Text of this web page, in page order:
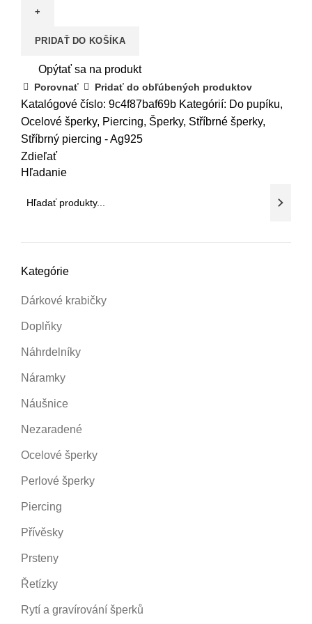
piercing
pupíku
kulatý
zirkon
6
mm
PRIDAŤ DO KOŠÍKA
Opýtať sa na produkt
Porovnať Pridať do obľúbených produktov
Katalógové číslo: 9c4f87baf69b Kategórií: Do pupíku,
Ocelové šperky, Piercing, Šperky, Stříbrné šperky,
Stříbrný piercing - Ag925
Zdieľať
Hľadanie
Kategórie
Dárkové krabičky
Doplňky
Náhrdelníky
Náramky
Náušnice
Nezaradené
Ocelové šperky
Perlové šperky
Piercing
Přívěsky
Prsteny
Řetízky
Rytí a gravírování šperků